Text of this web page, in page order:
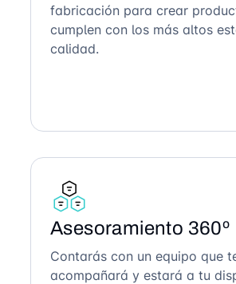
fabricación para crear
cumplen con los más altos
calidad.
Asesoramiento 360º
Contarás con un equipo que
acompañará y estará a tu